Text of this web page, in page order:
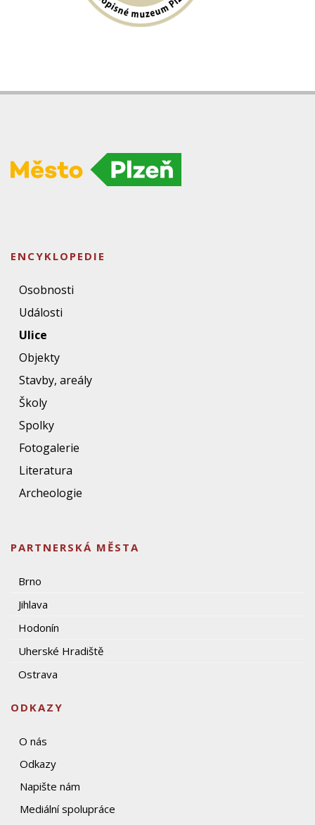
ENCYKLOPEDIE
Osobnosti
Události
Ulice
Objekty
Stavby, areály
Školy
Spolky
Fotogalerie
Literatura
Archeologie
PARTNERSKÁ MĚSTA
Brno
Jihlava
Hodonín
Uherské Hradiště
Ostrava
ODKAZY
O nás
Odkazy
Napište nám
Mediální spolupráce